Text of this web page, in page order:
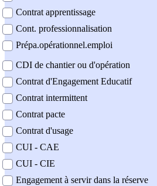
Contrat apprentissage
Cont. professionnalisation
Prépa.opérationnel.emploi
CDI de chantier ou d'opération
Contrat d'Engagement Educatif
Contrat intermittent
Contrat pacte
Contrat d'usage
CUI - CAE
CUI - CIE
Engagement à servir dans la réserve